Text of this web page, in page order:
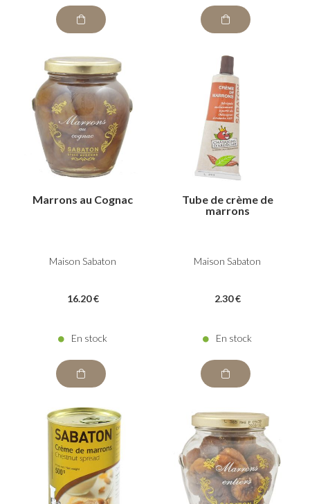
Marrons au Cognac
Maison Sabaton
16.20 €
En stock
Tube de crème de
marrons
Maison Sabaton
2.30 €
En stock